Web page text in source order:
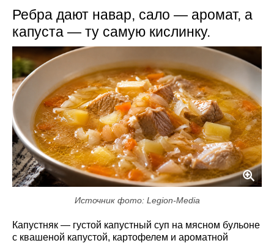
Ребра дают навар, сало — аромат, а
капуста — ту самую кислинку.
Источник фото: Legion-Media
Капустняк — густой капустный суп на мясном бульоне
с квашеной капустой, картофелем и ароматной